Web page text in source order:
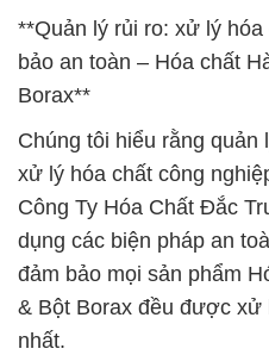
**Quản lý rủi ro: xử lý
bảo an toàn – Hóa chất
Borax**
Chúng tôi hiểu rằng quản
xử lý hóa chất công
Công Ty Hóa Chất Đắc
dụng các biện pháp an
đảm bảo mọi sản phẩm
& Bột Borax đều được xử
nhất.